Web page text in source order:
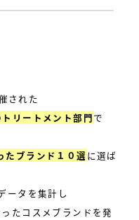
された
リートメント部門で
たブランド１０選 に選ば
ータを集計し
たコスメブランドを発